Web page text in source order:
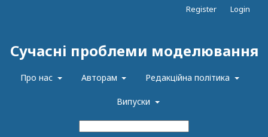
Сучасні проблеми моделювання
Про нас Авторам Редакційна політика
Випуски
Register Login